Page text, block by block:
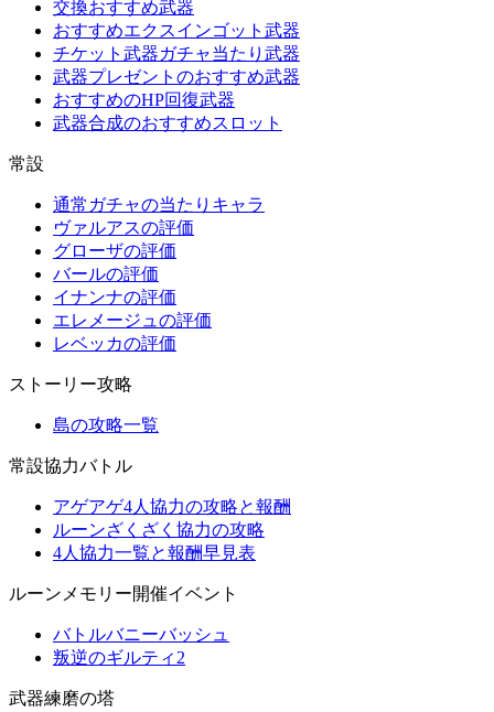
交換おすすめ武器
おすすめエクスインゴット武器
チケット武器ガチャ当たり武器
武器プレゼントのおすすめ武器
おすすめのHP回復武器
武器合成のおすすめスロット
常設
通常ガチャの当たりキャラ
ヴァルアスの評価
グローザの評価
バールの評価
イナンナの評価
エレメージュの評価
レベッカの評価
ストーリー攻略
島の攻略一覧
常設協力バトル
アゲアゲ4人協力の攻略と報酬
ルーンざくざく協力の攻略
4人協力一覧と報酬早見表
ルーンメモリー開催イベント
バトルバニーバッシュ
叛逆のギルティ2
武器練磨の塔